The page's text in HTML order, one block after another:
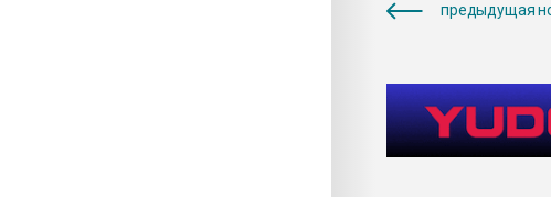
предыдущая